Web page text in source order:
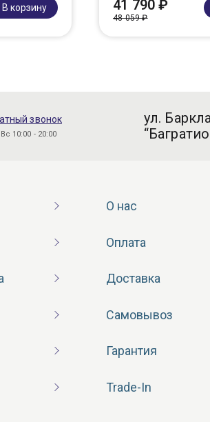
В корзину 41 790 ₽
48 059 ₽
звонок
10:00 - 20:00
ул.
О нас
Оплата
Доставка
Самовывоз
Гарантия
Trade-In